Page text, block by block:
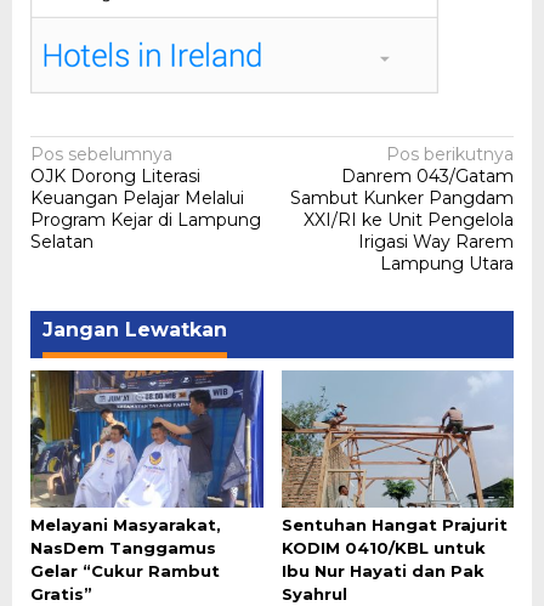
Navigasi
pos
Pos sebelumnya
OJK Dorong Literasi
Keuangan Pelajar Melalui
Program Kejar di Lampung
Selatan
Pos berikutnya
Danrem 043/Gatam
Sambut Kunker Pangdam
XXI/RI ke Unit Pengelola
Irigasi Way Rarem
Lampung Utara
Jangan Lewatkan
Melayani Masyarakat,
NasDem Tanggamus
Gelar “Cukur Rambut
Gratis”
Sentuhan Hangat Prajurit
KODIM 0410/KBL untuk
Ibu Nur Hayati dan Pak
Syahrul